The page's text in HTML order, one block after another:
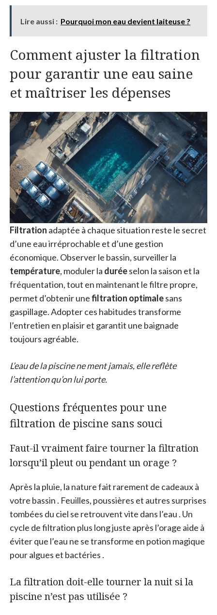
Lire aussi : Pourquoi mon eau devient laiteuse ?
Comment ajuster la filtration
pour garantir une eau saine
et maîtriser les dépenses
Filtration adaptée à chaque situation reste le secret
d’une eau irréprochable et d’une gestion
économique. Observer le bassin, surveiller la
température, moduler la duréeselon la saison et la
fréquentation, tout en maintenant le filtre propre,
permet d’obtenir unefiltration optimalesans
gaspillage. Adopter ces habitudes transforme
l’entretien en plaisir et garantit une baignade
toujours agréable.
L’eau de la piscine ne ment jamais, elle reflète
l’attention qu’on lui porte.
Questions fréquentes pour une
filtration de piscine sans souci
Faut-il vraiment faire tourner la filtration
lorsqu’il pleut ou pendant un orage ?
Après la pluie, la nature fait rarement de cadeaux à
votre bassin . Feuilles, poussières et autres surprises
tombées du ciel se retrouvent vite dans l’eau . Un
cycle de filtration plus long juste après l’orage aide à
éviter que l’eau ne se transforme en potion magique
pour algues et bactéries .
La filtration doit-elle tourner la nuit si la
piscine n’est pas utilisée ?